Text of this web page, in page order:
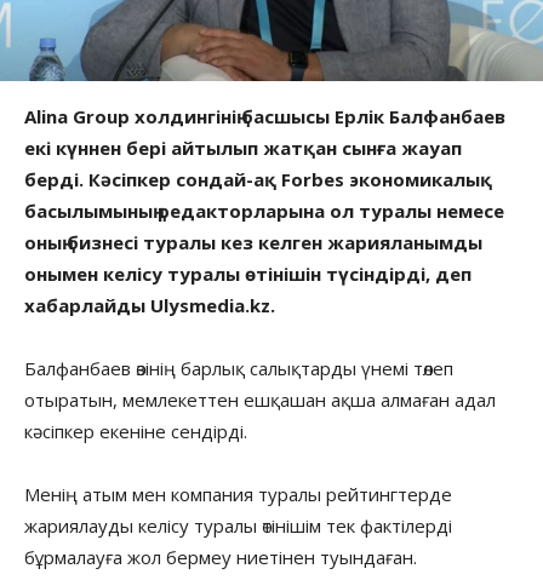
Alina Group холдингінің басшысы Ерлік Балфанбаев
екі күннен бері айтылып жатқан сынға жауап
берді. Кәсіпкер сондай-ақ Forbes экономикалық
басылымының редакторларына ол туралы немесе
оның бизнесі туралы кез келген жарияланымды
онымен келісу туралы өтінішін түсіндірді, деп
хабарлайды Ulysmedia.kz.
Балфанбаев өзінің барлық салықтарды үнемі төлеп
отыратын, мемлекеттен ешқашан ақша алмаған адал
кәсіпкер екеніне сендірді.
Менің атым мен компания туралы рейтингтерде
жариялауды келісу туралы өтінішім тек фактілерді
бұрмалауға жол бермеу ниетінен туындаған.